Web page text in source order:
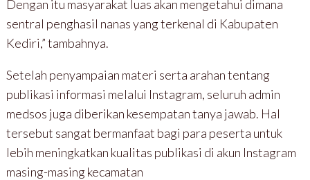
Dengan itu masyarakat luas akan mengetahui dimana
sentral penghasil nanas yang terkenal di Kabupaten
Kediri,” tambahnya.
Setelah penyampaian materi serta arahan tentang
publikasi informasi melalui Instagram, seluruh admin
medsos juga diberikan kesempatan tanya jawab. Hal
tersebut sangat bermanfaat bagi para peserta untuk
lebih meningkatkan kualitas publikasi di akun Instagram
masing-masing kecamatan